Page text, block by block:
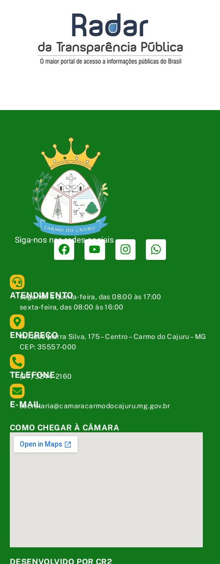
Siga-nos nas redes sociais
ATENDIMENTO
segunda a quinta-feira, das 08:00 às 17:00
sexta-feira, das 08:00 às 16:00
ENDEREÇO
Av. José Marra Silva, 175 – Centro – Carmo do Cajuru – MG
CEP: 35557-000
TELEFONE
(37) 3244-2160
E-MAIL
secretaria@camaracarmodocajuru.mg.gov.br
COMO CHEGAR À CÂMARA
DESENVOLVIDO POR CR2